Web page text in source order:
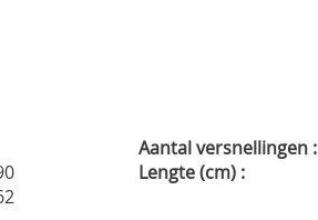
Aantal versnellingen :
Lengte (cm) :